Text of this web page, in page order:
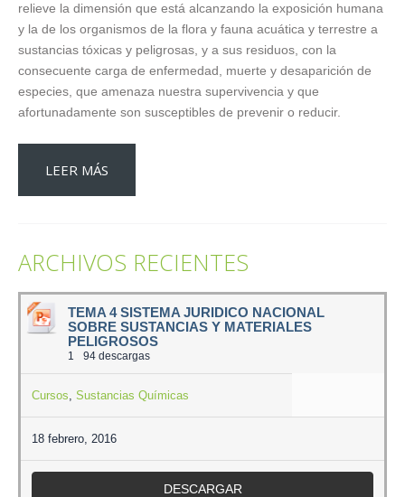
relieve la dimensión que está alcanzando la exposición humana
y la de los organismos de la flora y fauna acuática y terrestre a
sustancias tóxicas y peligrosas, y a sus residuos, con la
consecuente carga de enfermedad, muerte y desaparición de
especies, que amenaza nuestra supervivencia y que
afortunadamente son susceptibles de prevenir o reducir.
LEER MÁS
ARCHIVOS RECIENTES
TEMA 4 SISTEMA JURIDICO NACIONAL
SOBRE SUSTANCIAS Y MATERIALES
PELIGROSOS
1 94 descargas
Cursos, Sustancias Químicas
18 febrero, 2016
DESCARGAR